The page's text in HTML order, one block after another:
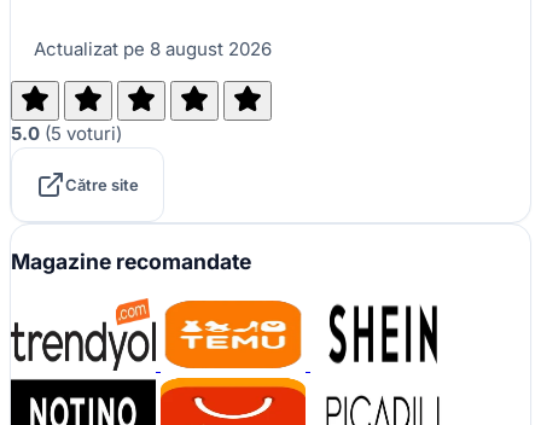
Actualizat pe 8 august 2026
5.0 (5 voturi)
Către site
Magazine recomandate